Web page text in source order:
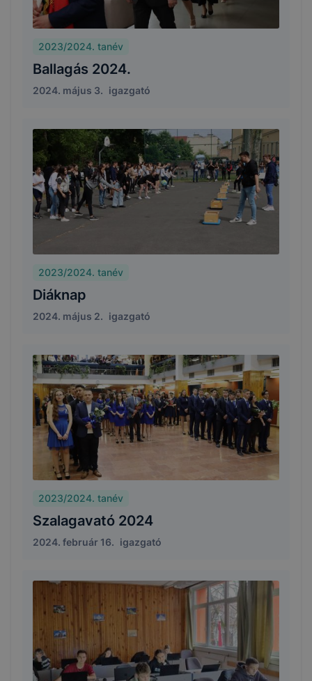
2023/2024. tanév
Ballagás 2024.
2024. május 3. igazgató
2023/2024. tanév
Diáknap
2024. május 2. igazgató
2023/2024. tanév
Szalagavató 2024
2024. február 16. igazgató